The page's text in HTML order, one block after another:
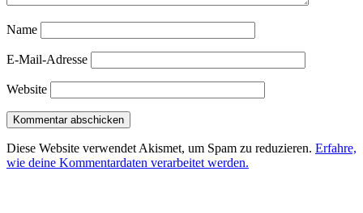
Name
E-Mail-Adresse
Website
Diese Website verwendet Akismet, um Spam zu reduzieren. Erfahre,
wie deine Kommentardaten verarbeitet werden.